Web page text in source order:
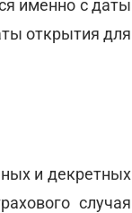
именно с даты
открытия для
и декретных
случая